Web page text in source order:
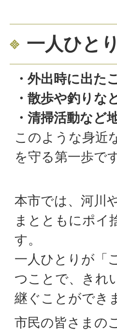
一人ひと
・外出時に出た
・散歩や釣りな
・清掃活動など
このような身近
を守る第一歩です
本市では、河川
まとともにポイ
す。
一人ひとりが「
つことで、きれ
継ぐことができ
市民の皆さまの